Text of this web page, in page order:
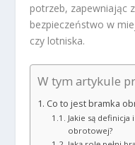
potrzeb, zapewniając
bezpieczeństwo w
czy lotniska.
W tym artykule
Co to jest bramka
Jakie są
obrotowej?